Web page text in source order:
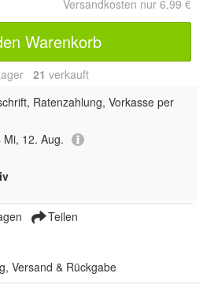
Versandkosten nur 6,99 €
Warenkorb
21 verkauft
Ratenzahlung, Vorkasse per
12. Aug.
Teilen
Versand & Rückgabe